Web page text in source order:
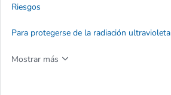
Riesgos
Para protegerse de la radiación ultravioleta
Mostrar más